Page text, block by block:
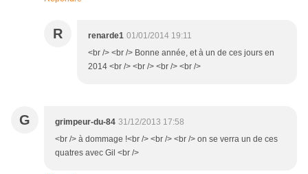
R renarde1 01/01/2014 19:11
<br /> <br /> Bonne année, et à un de ces jours en
2014 <br /> <br /> <br /> <br />
G grimpeur-du-84 31/12/2013 17:58
<br /> à dommage !<br /> <br /> <br /> on se verra un de ces
quatres avec Gil <br />